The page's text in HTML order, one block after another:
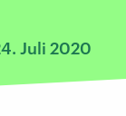
Juli 2020